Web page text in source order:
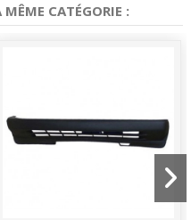
CATÉGORIE :